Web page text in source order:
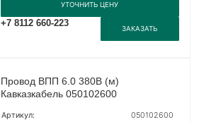
УТОЧНИТЬ ЦЕНУ
+7 8112 660-223
ЗАКАЗАТЬ
Провод ВПП 6.0 380В (м)
Кавказкабель 050102600
Артикул:
050102600